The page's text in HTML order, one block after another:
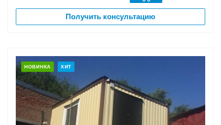
Получить консультацию
НОВИНКА ХИТ